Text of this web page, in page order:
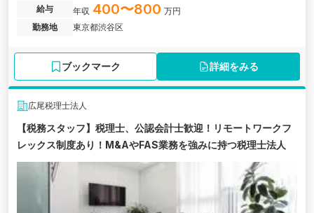
コンサルに挑戦できる！関係性重視の顧問スタイル！お客様が抱え
る課題を解決し、 持続可能な未来を共創する税理士法人の求人で
す。
給与 年収 400〜800 万円
勤務地
東京都渋谷区
ブックマーク 詳細をみる
広尾税理士法人
【税務スタッフ】税理士、公認会計士歓迎！リモートワークフ
レックス制度あり！M&AやFAS業務を強みに持つ税理士法人